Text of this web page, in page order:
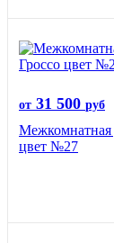
от 31 500 руб
Межкомнатная
цвет №27